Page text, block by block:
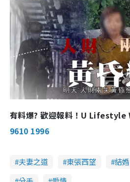
有料爆? 歡迎報料！U Lifestyle
9610 1996
夫妻之道 東張西望 結婚